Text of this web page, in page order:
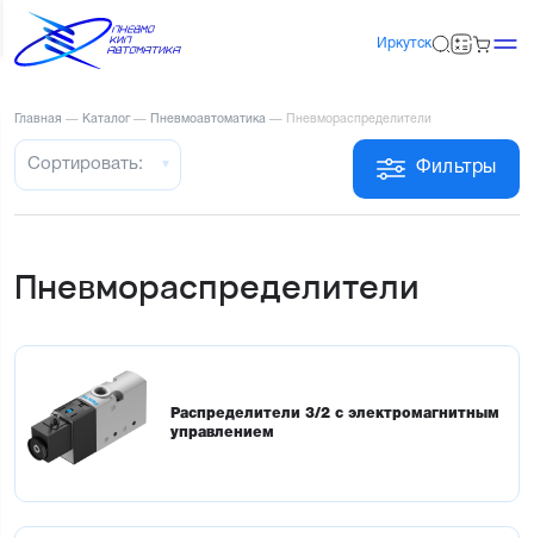
Иркутск
Главная — Каталог — Пневмоавтоматика — Пневмораспределители
Фильтры
Сортировать:
Пневмораспределители
Распределители 3/2 с электромагнитным
управлением